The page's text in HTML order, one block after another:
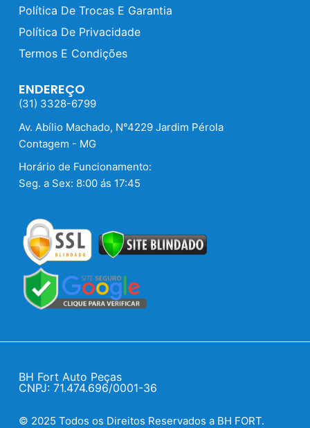
Política De Trocas E Garantia
Política De Privacidade
Termos E Condições
ENDEREÇO
(31) 3328-6799
Av. Abílio Machado, N°4229 Jardim Pérola
Contagem - MG
Horário de Funcionamento:
Seg. a Sex: 8:00 ás 17:45
BH Fort Auto Peças
CNPJ: 71.474.696/0001-36
© 2025 Todos os Direitos Reservados a BH FORT.